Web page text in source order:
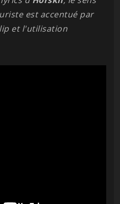
est accentué par
et l'utilisation